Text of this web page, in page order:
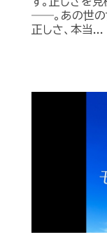
――。あの世の
正しさ、本当...